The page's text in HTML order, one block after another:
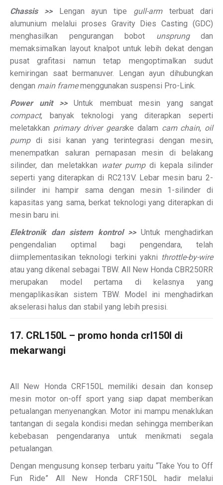
Chassis >> Lengan ayun tipe gull-armterbuat dari
alumunium melalui proses Gravity Dies Casting (GDC)
menghasilkan pengurangan bobot unsprungdan
memaksimalkan layout knalpot untuk lebih dekat dengan
pusat grafitasi namun tetap mengoptimalkan sudut
kemiringan saat bermanuver. Lengan ayun dihubungkan
dengan main framemenggunakan suspensi Pro-Link.
Power unit >>Untuk membuat mesin yang sangat
compact, banyak teknologi yang diterapkan seperti
meletakkan primary driver gearske dalam cam chain, oil
pumpdi sisi kanan yang terintegrasi dengan mesin,
menempatkan saluran pernapasan mesin di belakang
silinder, dan meletakkan water pumpdi kepala silinder
seperti yang diterapkan di RC213V. Lebar mesin baru 2-
silinder ini hampir sama dengan mesin 1-silinder di
kapasitas yang sama, berkat teknologi yang diterapkan di
mesin baru ini.
Elektronik dan sistem kontrol >> Untuk menghadirkan
pengendalian optimal bagi pengendara, telah
diimplementasikan teknologi terkini yakni throttle-by-wire
atau yang dikenal sebagai TBW. All New Honda CBR250RR
merupakan model pertama di kelasnya yang
mengaplikasikan sistem TBW. Model ini menghadirkan
akselerasi halus dan stabil yang lebih presisi.
17. CRL150L – promo honda crl150l di
mekarwangi
All New Honda CRF150L memiliki desain dan konsep
mesin motor on-off sport yang siap dapat memberikan
petualangan menyenangkan. Motor ini mampu menaklukan
tantangan di segala kondisi medan sehingga memberikan
kebebasan pengendaranya untuk menikmati segala
petualangan.
Dengan mengusung konsep terbaru yaitu “Take You to Off
Fun Ride” All New Honda CRF150L hadir melalui